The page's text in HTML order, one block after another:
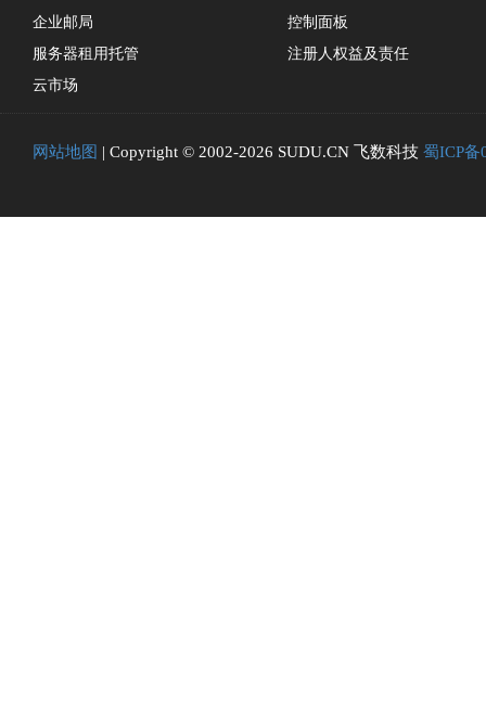
企业邮局
服务器租用托管
云市场
控制面板
注册人权益及责任
网站地图 | Copyright © 2002-2026 SUDU.CN 飞数科技 蜀ICP备